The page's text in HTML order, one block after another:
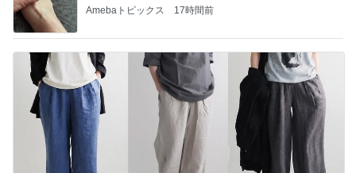
Amebaトピックス 17時間前